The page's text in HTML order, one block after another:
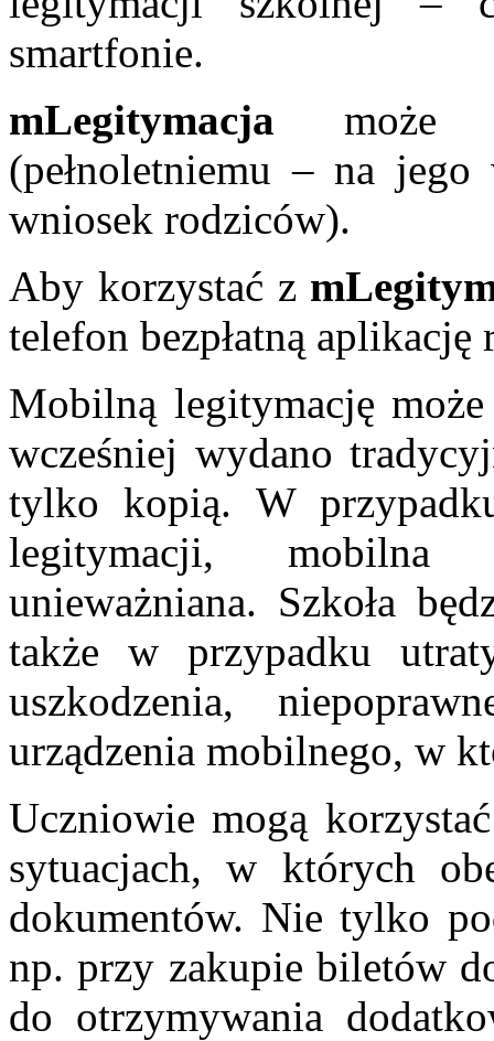
smartfonie.
mLegitymacja może
(pełnoletniemu – na jego
wniosek rodziców).
Aby korzystać z
telefon bezpłatną
Mobilną legitymację
wcześniej wydano
tylko kopią. W
legitymacji, mobilna
unieważniana. Szkoła
także w przypadku
uszkodzenia,
urządzenia mobilnego, w
Uczniowie mogą
sytuacjach, w których
dokumentów. Nie tylko
np. przy zakupie biletów
do otrzymywania